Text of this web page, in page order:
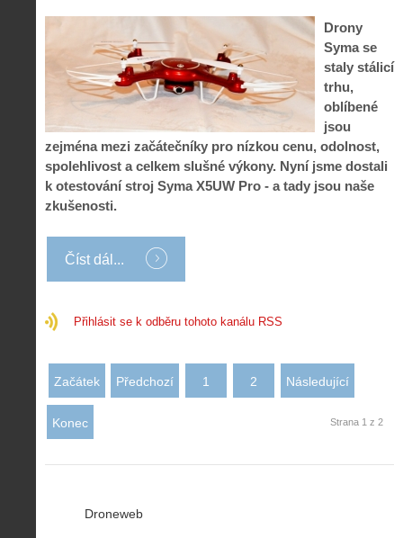
Drony
Syma se
staly stálicí
trhu,
oblíbené
jsou
zejména mezi začátečníky pro nízkou cenu, odolnost,
spolehlivost a celkem slušné výkony. Nyní jsme dostali
k otestování stroj Syma X5UW Pro - a tady jsou naše
zkušenosti.
Číst dál...
Přihlásit se k odběru tohoto kanálu RSS
Začátek Předchozí 1 2 Následující
Konec Strana 1 z 2
Droneweb